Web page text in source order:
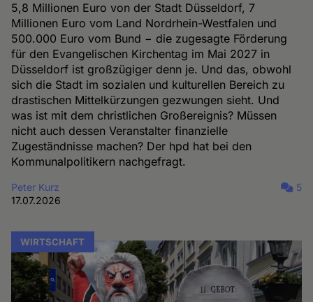
5,8 Millionen Euro von der Stadt Düsseldorf, 7
Millionen Euro vom Land Nordrhein-Westfalen und
500.000 Euro vom Bund − die zugesagte Förderung
für den Evangelischen Kirchentag im Mai 2027 in
Düsseldorf ist großzügiger denn je. Und das, obwohl
sich die Stadt im sozialen und kulturellen Bereich zu
drastischen Mittelkürzungen gezwungen sieht. Und
was ist mit dem christlichen Großereignis? Müssen
nicht auch dessen Veranstalter finanzielle
Zugeständnisse machen? Der hpd hat bei den
Kommunalpolitikern nachgefragt.
Peter Kurz
17.07.2026
5
WIRTSCHAFT